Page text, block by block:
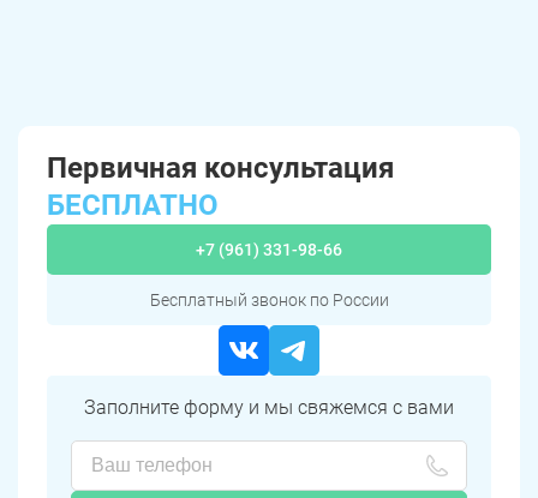
Первичная консультация
БЕСПЛАТНО
+7 (961) 331-98-66
Бесплатный звонок по России
Заполните форму и мы свяжемся с вами